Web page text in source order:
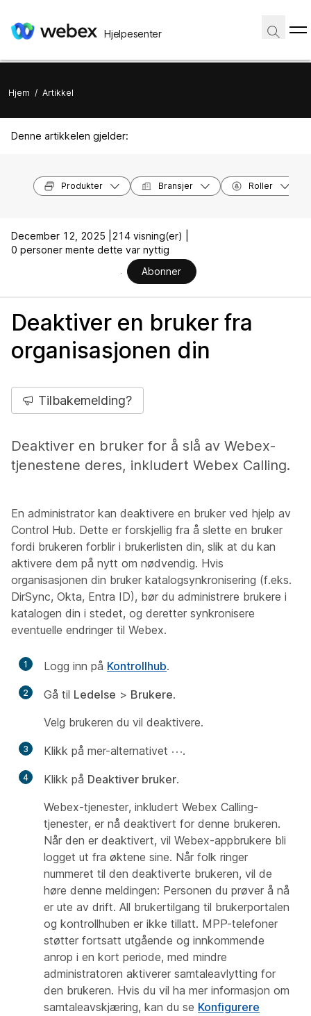
Hjelpesenter
Hjem / Artikkel
Denne artikkelen gjelder:
Produkter Bransjer Roller
December 12, 2025 |
214 visning(er) |
0 personer mente dette var nyttig
Abonner
Deaktiver en bruker fra
organisasjonen din
Tilbakemelding?
Deaktiver en bruker for å slå av Webex-
tjenestene deres, inkludert Webex Calling.
En administrator kan deaktivere en bruker ved hjelp av
Control Hub. Dette er forskjellig fra å slette en bruker
fordi brukeren forblir i brukerlisten din, slik at du kan
aktivere dem på nytt om nødvendig. Hvis
organisasjonen din bruker katalogsynkronisering (f.eks.
DirSync, Okta, Entra ID), bør du administrere brukere i
katalogen din i stedet, og deretter synkronisere
eventuelle endringer til Webex.
1 Logg inn på Kontrollhub.
2 Gå til Ledelse > Brukere.
Velg brukeren du vil deaktivere.
3 Klikk på mer-alternativet .
4 Klikk på Deaktiver bruker.
Webex-tjenester, inkludert Webex Calling-
tjenester, er nå deaktivert for denne brukeren.
Når den er deaktivert, vil Webex-appbrukere bli
logget ut fra øktene sine. Når folk ringer
nummeret til den deaktiverte brukeren, vil de
høre denne meldingen: Personen du prøver å nå
er ute av drift. All brukertilgang til brukerportalen
og kontrollhuben er ikke tillatt. MPP-telefoner
støtter fortsatt utgående og innkommende
anrop i en kort periode, med mindre
administratoren aktiverer samtaleavlytting for
den brukeren. Hvis du vil ha mer informasjon om
samtaleavskjæring, kan du se Konfigurere